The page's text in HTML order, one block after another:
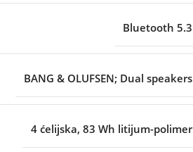
Bluetooth 5.3
BANG & OLUFSEN; Dual speakers
4 ćelijska, 83 Wh litijum-polimer